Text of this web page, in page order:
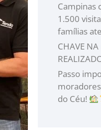
Campinas
1.500
famílias
CHAVE
Passo
do Céu!